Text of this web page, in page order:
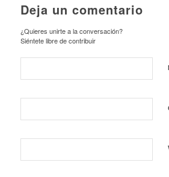
Deja un comentario
¿Quieres unirte a la conversación?
Siéntete libre de contribuir